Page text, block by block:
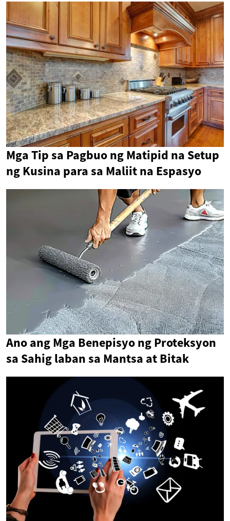
Mga Tip sa Pagbuo ng Matipid na Setup
ng Kusina para sa Maliit na Espasyo
Ano ang Mga Benepisyo ng Proteksyon
sa Sahig laban sa Mantsa at Bitak